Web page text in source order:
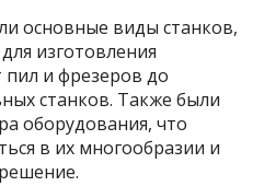
основные виды станков,
изготовления
и фрезеров до
станков. Также были
оборудования, что
в их многообразии и